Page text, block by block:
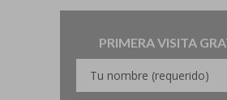
PRIMERA VISITA